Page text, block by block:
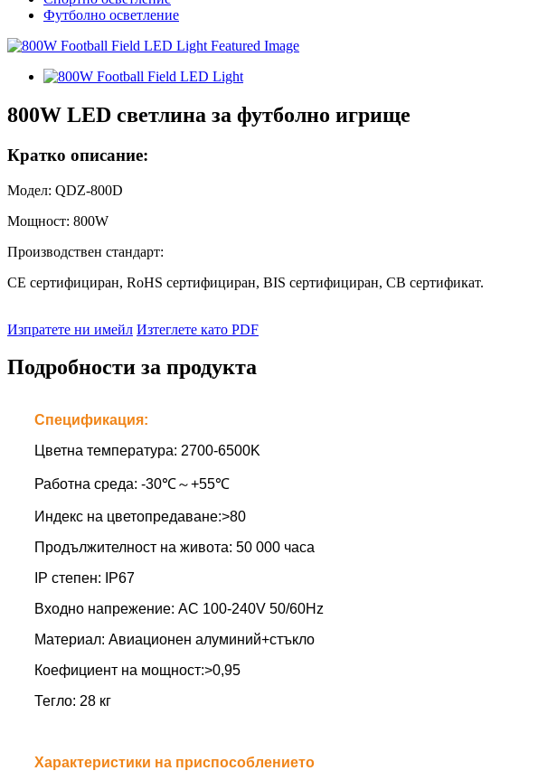
Футболно осветление
800W LED светлина за футболно игрище
Кратко описание:
Модел: QDZ-800D
Мощност: 800W
Производствен стандарт:
CE сертифициран, RoHS сертифициран, BIS сертифициран, CB сертификат.
Изпратете ни имейл Изтеглете като PDF
Подробности за продукта
Спецификация:
Цветна температура: 2700-6500K
Работна среда: -30℃～+55℃
Индекс на цветопредаване:>80
Продължителност на живота: 50 000 часа
IP степен: IP67
Входно напрежение: AC 100-240V 50/60Hz
Материал: Авиационен алуминий+стъкло
Коефициент на мощност:>0,95
Тегло: 28 кг
Характеристики на приспособлението